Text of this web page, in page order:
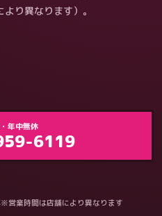
り異なります）。
年中無休
6119
※営業時間は店舗により異なります